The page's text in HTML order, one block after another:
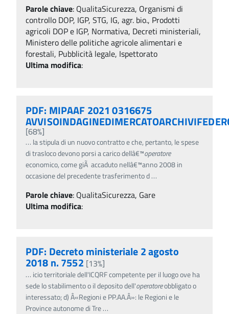
Parole chiave: QualitaSicurezza, Organismi di
controllo DOP, IGP, STG, IG, agr. bio., Prodotti
agricoli DOP e IGP, Normativa, Decreti ministeriali,
Ministero delle politiche agricole alimentari e
forestali, Pubblicità legale, Ispettorato
Ultima modifica:
PDF: MIPAAF 2021 0316675
[68%]
… la stipula di un nuovo contratto e che, pertanto, le spese
di trasloco devono porsi a carico dellâ€™operatore
economico, come giÃ accaduto nellâ€™anno 2008 in
occasione del precedente trasferimento d…
Parole chiave: QualitaSicurezza, Gare
Ultima modifica:
PDF: Decreto ministeriale 2 agosto
2018 n. 7552 [13%]
… icio territoriale dell'ICQRF competente per il luogo ove ha
sede lo stabilimento o il deposito dell'operatoreobbligato o
interessato; d) Â«Regioni e PP.AA.Â»: le Regioni e le
Province autonome di Tre…